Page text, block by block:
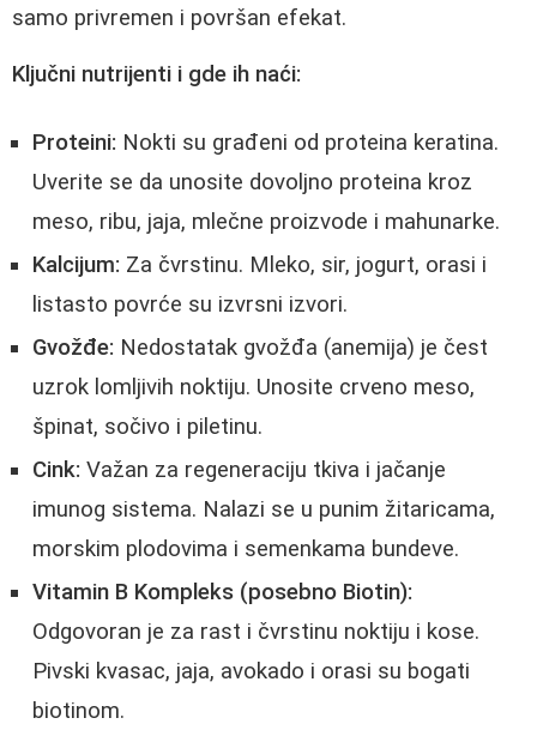
samo privremen i površan efekat.
Ključni nutrijenti i gde ih naći:
Proteini: Nokti su građeni od proteina keratina.
Uverite se da unosite dovoljno proteina kroz
meso, ribu, jaja, mlečne proizvode i mahunarke.
Kalcijum: Za čvrstinu. Mleko, sir, jogurt, orasi i
listasto povrće su izvrsni izvori.
Gvožđe: Nedostatak gvožđa (anemija) je čest
uzrok lomljivih noktiju. Unosite crveno meso,
špinat, sočivo i piletinu.
Cink: Važan za regeneraciju tkiva i jačanje
imunog sistema. Nalazi se u punim žitaricama,
morskim plodovima i semenkama bundeve.
Vitamin B Kompleks (posebno Biotin):
Odgovoran je za rast i čvrstinu noktiju i kose.
Pivski kvasac, jaja, avokado i orasi su bogati
biotinom.